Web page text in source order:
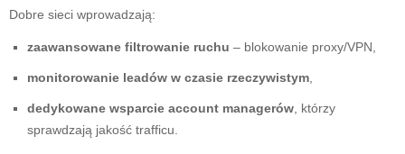
Dobre sieci wprowadzają:
zaawansowane filtrowanie ruchu – blokowanie proxy/VPN,
monitorowanie leadów w czasie rzeczywistym
dedykowane wsparcie account managerów , którzy
sprawdzają jakość trafficu.